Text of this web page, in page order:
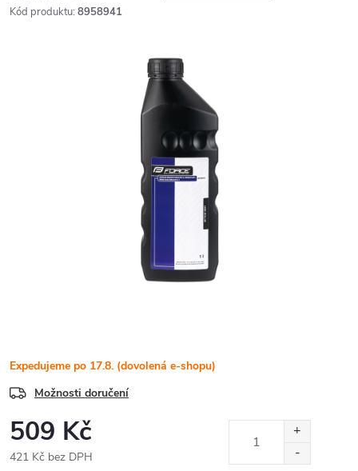
Kód produktu: 8958941
Expedujeme po 17.8. (dovolená e-shopu)
Možnosti doručení
509 Kč
421 Kč bez DPH